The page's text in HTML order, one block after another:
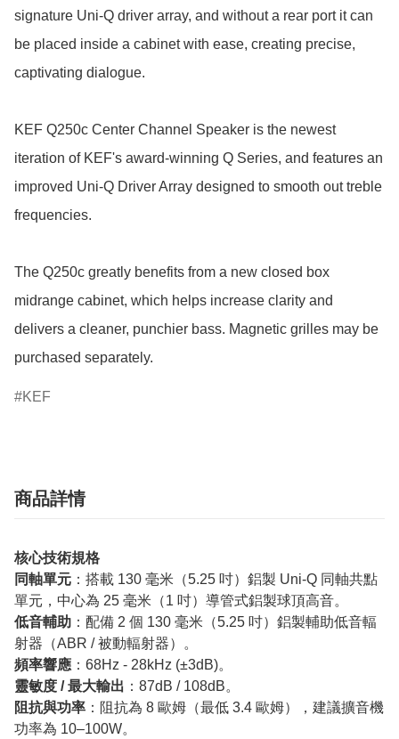
signature Uni-Q driver array, and without a rear port it can
be placed inside a cabinet with ease, creating precise,
captivating dialogue.
KEF Q250c Center Channel Speaker is the newest
iteration of KEF's award-winning Q Series, and features an
improved Uni-Q Driver Array designed to smooth out treble
frequencies.
The Q250c greatly benefits from a new closed box
midrange cabinet, which helps increase clarity and
delivers a cleaner, punchier bass. Magnetic grilles may be
purchased separately.
KEF
商品詳情
核心技術規格
同軸單元 ：搭載 130 毫米（5.25 吋）鋁製 Uni-Q 同軸共點
單元，中心為 25 毫米（1 吋）導管式鋁製球頂高音。
低音輔助 ：配備 2 個 130 毫米（5.25 吋）鋁製輔助低音輻
射器（ABR / 被動輻射器）。
頻率響應 ：68Hz - 28kHz (±3dB)。
靈敏度 / 最大輸出 ：87dB / 108dB。
阻抗與功率 ：阻抗為 8 歐姆（最低 3.4 歐姆），建議擴音機
功率為 10–100W。